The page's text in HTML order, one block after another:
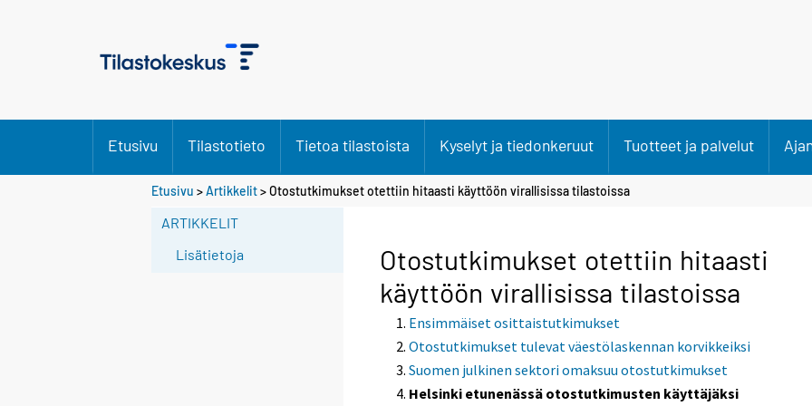
Etusivu Tilastotieto Tietoa tilastoista Kyselyt ja tiedonkeruut Tuotteet ja palvelut
Etusivu >Artikkelit> Otostutkimukset otettiin hitaasti käyttöön virallisissa tilastoissa
ARTIKKELIT
Lisätietoja
Otostutkimukset otettiin hitaasti
käyttöön virallisissa tilastoissa
Ensimmäiset osittaistutkimukset
Otostutkimukset tulevat väestölaskennan korvikkeiksi
Suomen julkinen sektori omaksuu otostutkimukset
Helsinki etunenässä otostutkimusten käyttäjäksi